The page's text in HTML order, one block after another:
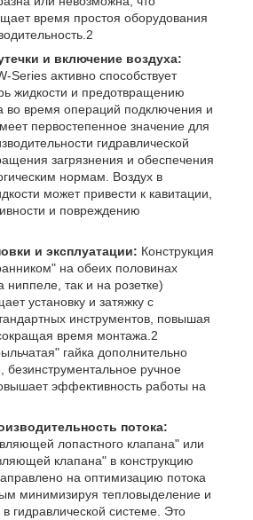
время простоя оборудования
2
и включение воздуха:
Series активно способствует
жидкости и предотвращению
во время операций подключения и
первостепенное значение для
гидравлической
загрязнения и обеспечения
нормам. Воздух в
может привести к кавитации,
и повреждению
и эксплуатации: Конструкция
на обеих половинах
ниппеле, так и на розетке)
установку и затяжку с
инструментов, повышая
время монтажа.2
гайка дополнительно
безинструментальное ручное
эффективность работы на
потока:
лопастного клапана" или
клапана" в конструкцию
на оптимизацию потока
минимизируя тепловыделение и
гидравлической системе. Это